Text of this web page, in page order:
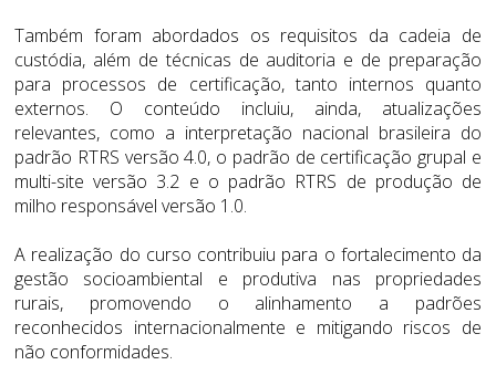
Também foram abordados os requisitos da cadeia de
custódia, além de técnicas de auditoria e de preparação
para processos de certificação, tanto internos quanto
externos. O conteúdo incluiu, ainda, atualizações
relevantes, como a interpretação nacional brasileira do
padrão RTRS versão 4.0, o padrão de certificação grupal e
multi-site versão 3.2 e o padrão RTRS de produção de
milho responsável versão 1.0.
A realização do curso contribuiu para o fortalecimento da
gestão socioambiental e produtiva nas propriedades
rurais, promovendo o alinhamento a padrões
reconhecidos internacionalmente e mitigando riscos de
não conformidades.